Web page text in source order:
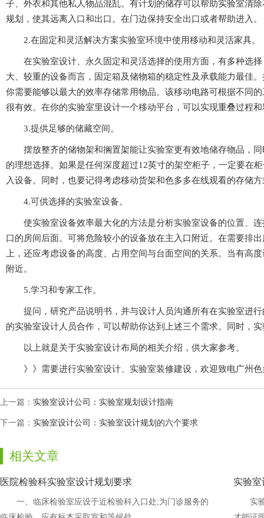
子、外衣和其他私人物品混乱。有计划的储存可以帮助实验
规划，使其远离入口和出口。在门边保持安全出口或者帮助进入。
2.在固定和灵活解决方案实验室环境中使用移动和灵活家具。
在实验室设计、永久固定和灵活选择的使用方面，有多种选择
大、较重的设备而言，固定箱及储物箱的稳定性及承载能力最佳
你需要能够以最大的效率存储常用物品。该移动电路可根据不同
很有效。在你的实验室里设计一个移动平台，可以实现重叠过程和
3.提供足够的储藏空间。
摆放整齐的储物架和搁置架能让实验室更有效地储存物品，同时
的理想选择。如果是任何深度超过12英寸的架空柜子，一定要在柜
入设备。同时，也要记得考虑移动货架和色多多在线观看的存储方
4.可供选择的实验室设备。
使实验室设备效率最大化的方法是分析实验室设备的位置、连接
口的房间后面。可将危险较小的设备放在主入口附近。在需要
上，还应考虑设备的高度、占用空间与台面空间的关系。当有
附近。
5.学习和专家工作。
提问，研究产品说明书，并与设计人员沟通所有在实验室进
的实验室设计人员合作，可以帮助你达到上述三个需求。同时，
以上就是关于实验室设计布局的相关介绍，供大家参考。
》》需要进行实验室设计、实验室装修建设，欢迎致电广州色多
上一篇： 实验室设计公司：实验室规划设计指南
下一篇： 实验室设计公司：实验室设计规划的六个要求
相关文章
医院检验科实验室设计规划要求
一、临床检验室应设于近检验科入口处;为门诊服务的
实验室
实